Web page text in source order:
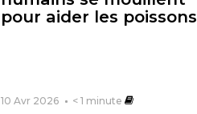
pour aider les poissons
10 Avr 2026 < 1 minute